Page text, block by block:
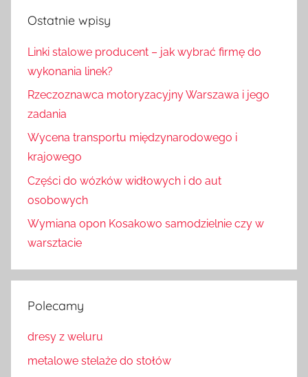
Ostatnie wpisy
Linki stalowe producent – jak wybrać firmę do
wykonania linek?
Rzeczoznawca motoryzacyjny Warszawa i jego
zadania
Wycena transportu międzynarodowego i
krajowego
Części do wózków widłowych i do aut
osobowych
Wymiana opon Kosakowo samodzielnie czy w
warsztacie
Polecamy
dresy z weluru
metalowe stelaże do stołów